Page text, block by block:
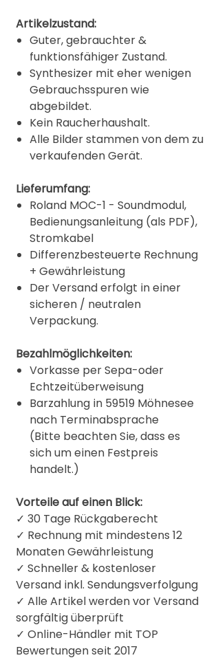
Artikelzustand:
Guter, gebrauchter &
funktionsfähiger Zustand.
Synthesizer mit eher wenigen
Gebrauchsspuren wie
abgebildet.
Kein Raucherhaushalt.
Alle Bilder stammen von dem zu
verkaufenden Gerät.
Lieferumfang:
Roland MOC-1 - Soundmodul,
Bedienungsanleitung (als PDF),
Stromkabel
Differenzbesteuerte Rechnung
+ Gewährleistung
Der Versand erfolgt in einer
sicheren / neutralen
Verpackung.
Bezahlmöglichkeiten:
Vorkasse per Sepa-oder
Echtzeitüberweisung
Barzahlung in 59519 Möhnesee
nach Terminabsprache
(Bitte beachten Sie, dass es
sich um einen Festpreis
handelt.)
Vorteile auf einen Blick:
✓ 30 Tage Rückgaberecht
✓ Rechnung mit mindestens 12
Monaten Gewährleistung
✓ Schneller & kostenloser
Versand inkl. Sendungsverfolgung
✓ Alle Artikel werden vor Versand
sorgfältig überprüft
✓ Online-Händler mit TOP
Bewertungen seit 2017